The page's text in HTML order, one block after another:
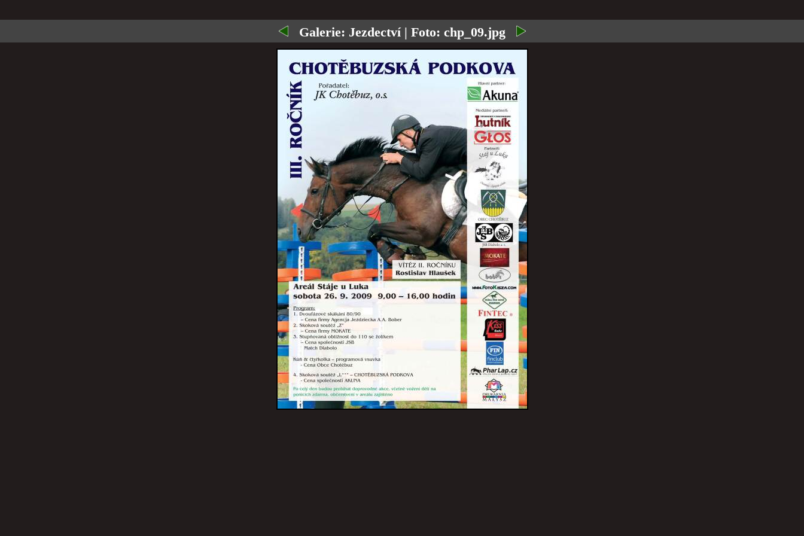
Galerie: Jezdectví| Foto: chp_09.jpg